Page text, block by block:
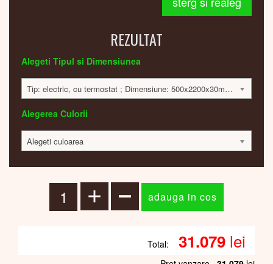
REZULTAT
Alegeti Tipul si Dimensiunea
Tip: electric, cu termostat ; Dimensiune: 500x2200x30mm; 1100 Watt; 30980 lei
Alegerea Culorii
Alegeti culoarea
Total: 31.079 lei